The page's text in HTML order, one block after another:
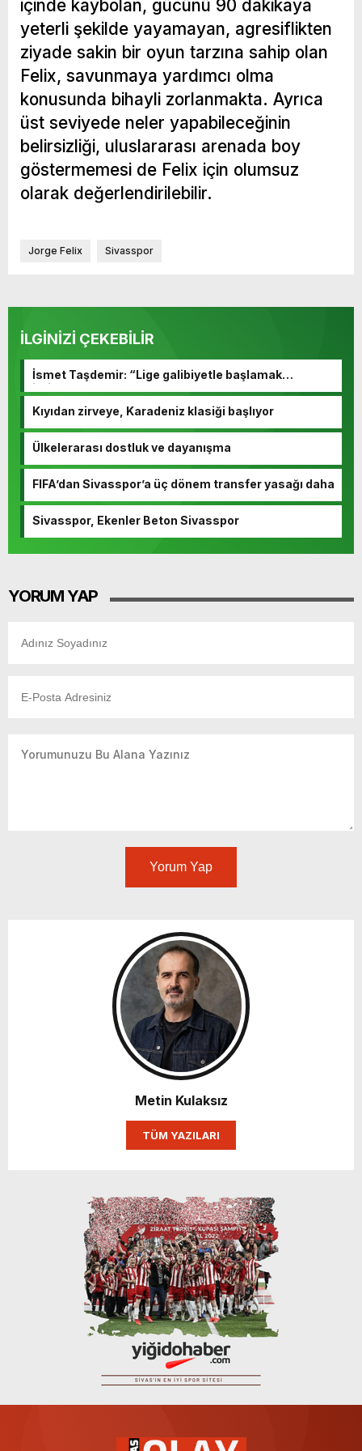
içinde kaybolan, gücünü 90 dakikaya
yeterli şekilde yayamayan, agresiflikten
ziyade sakin bir oyun tarzına sahip olan
Felix, savunmaya yardımcı olma
konusunda bihayli zorlanmakta. Ayrıca
üst seviyede neler yapabileceğinin
belirsizliği, uluslararası arenada boy
göstermemesi de Felix için olumsuz
olarak değerlendirilebilir.
Jorge Felix Sivasspor
İLGİNİZİ ÇEKEBİLİR
İsmet Taşdemir: “Lige galibiyetle başlamak
istiyoruz”
Kıyıdan zirveye, Karadeniz klasiği başlıyor
Ülkelerarası dostluk ve dayanışma
FIFA’dan Sivasspor’a üç dönem transfer yasağı daha
Sivasspor, Ekenler Beton Sivasspor
YORUM YAP
Yorum Yap
Metin Kulaksız
TÜM YAZILARI